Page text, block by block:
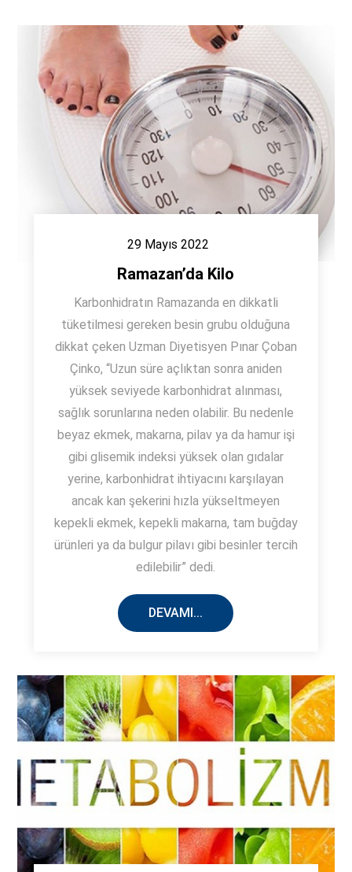
29 Mayıs 2022
Ramazan’da Kilo
Karbonhidratın Ramazanda en dikkatli
tüketilmesi gereken besin grubu olduğuna
dikkat çeken Uzman Diyetisyen Pınar Çoban
Çinko, “Uzun süre açlıktan sonra aniden
yüksek seviyede karbonhidrat alınması,
sağlık sorunlarına neden olabilir. Bu nedenle
beyaz ekmek, makarna, pilav ya da hamur işi
gibi glisemik indeksi yüksek olan gıdalar
yerine, karbonhidrat ihtiyacını karşılayan
ancak kan şekerini hızla yükseltmeyen
kepekli ekmek, kepekli makarna, tam buğday
ürünleri ya da bulgur pilavı gibi besinler tercih
edilebilir” dedi.
DEVAMI...